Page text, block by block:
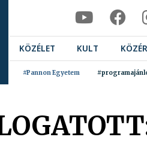
KÖZÉLET KULT
#Pannon Egyetem